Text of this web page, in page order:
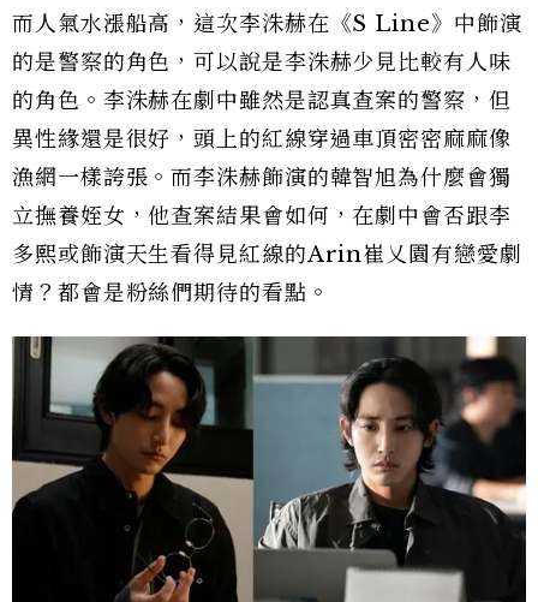
而人氣水漲船高，這次李洙赫在《S Line》中飾演
的是警察的角色，可以說是李洙赫少見比較有人味
的角色。李洙赫在劇中雖然是認真查案的警察，但
異性緣還是很好，頭上的紅線穿過車頂密密麻麻像
漁網一樣誇張。而李洙赫飾演的韓智旭為什麼會獨
立撫養姪女，他查案結果會如何，在劇中會否跟李
多熙或飾演天生看得見紅線的Arin崔乂園有戀愛劇
情？都會是粉絲們期待的看點。